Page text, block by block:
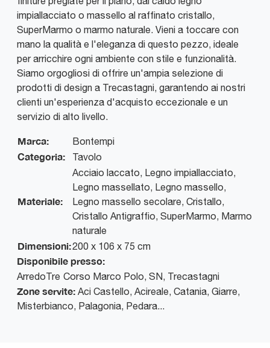
impiallacciato o massello al raffinato cristallo,
SuperMarmo o marmo naturale. Vieni a toccare con
mano la qualità e l'eleganza di questo pezzo, ideale
per arricchire ogni ambiente con stile e funzionalità.
Siamo orgogliosi di offrire un'ampia selezione di
prodotti di design a Trecastagni, garantendo ai nostri
clienti un'esperienza d'acquisto eccezionale e un
servizio di alto livello.
Marca: Bontempi
Categoria: Tavolo
Materiale:
Acciaio laccato, Legno impiallacciato,
Legno massellato, Legno massello,
Legno massello secolare, Cristallo,
Cristallo Antigraffio, SuperMarmo, Marmo
naturale
Dimensioni:200 x 106 x 75 cm
Disponibile presso:
ArredoTre Corso Marco Polo, SN, Trecastagni
Zone servite: Aci Castello, Acireale, Catania, Giarre,
Misterbianco, Palagonia, Pedara...